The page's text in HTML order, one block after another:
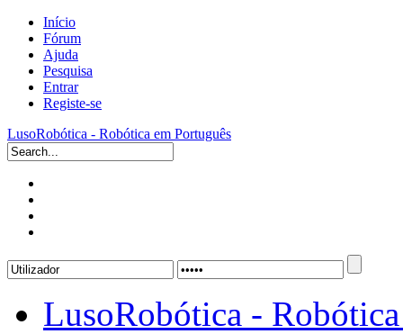
Início
Fórum
Ajuda
Pesquisa
Entrar
Registe-se
LusoRobótica - Robótica em Português
LusoRobótica -